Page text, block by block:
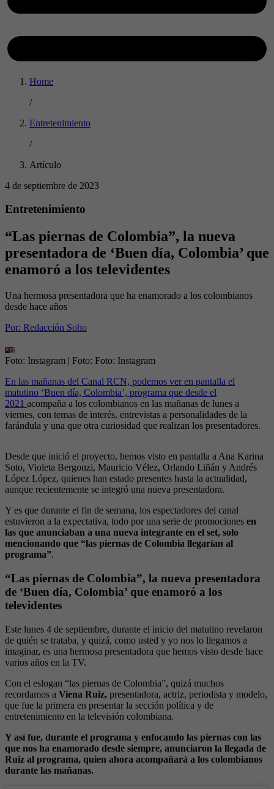
Home
/
Entretenimiento
/
Artículo
4 de septiembre de 2023
Entretenimiento
“Las piernas de Colombia”, la nueva
presentadora de ‘Buen día, Colombia’ que
enamoró a los televidentes
Una hermosa presentadora que ha enamorado a los colombianos
desde hace años
Por: Redacción Soho
Foto: Instagram | Foto: Foto: Instagram
En las mañanas del Canal RCN, podemos ver en pantalla el
matutino ‘Buen día, Colombia’, programa que desde el
2021 acompaña a los colombianos en las mañanas de lunes a
viernes, con temas de interés, entrevistas a personalidades de la
farándula y una que otra curiosidad que realizan los presentadores.
Desde que inició el proyecto, hemos visto en pantalla a Ana Karina
Soto, Violeta Bergonzi, Mauricio Vélez, Orlando Liñán y Andrés
López López, quienes han estado presentes hasta la actualidad,
aunque recientemente se integró una nueva presentadora.
Y es que durante el fin de semana, los espectadores del canal
estuvieron a la expectativa, todo por una serie de promociones en
las que anunciaban a una nueva integrante en el set, solo
mencionando que “las piernas de Colombia llegarían al
programa”.
“Las piernas de Colombia”, la nueva presentadora
de ‘Buen día, Colombia’ que enamoró a los
televidentes
Este lunes 4 de septiembre, durante el inicio del matutino revelaron
de quién se trataba, y quizá, como usted y yo nos lo llegamos a
imaginar, es una hermosa presentadora que hemos visto desde hace
varios años en la TV.
Con el eslogan “las piernas de Colombia”, quizá muchos
recordamos a Viena Ruiz, presentadora, actriz, periodista y modelo,
que fue la primera en presentar la sección política y de
entretenimiento en la televisión colombiana.
Y así fue, durante el programa y enfocando las piernas con las
que nos ha enamorado desde siempre, anunciaron la llegada de
Ruiz al programa, quien ahora acompañará a los colombianos
durante las mañanas.